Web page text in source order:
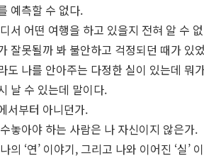
예측할 수 없다.
서 어떤 여행을 하고 있을지 전혀 알 수
잘못될까 봐 불안하고 걱정되던 때가 있
도 나를 안아주는 다정한 실이 있는데 뭐
날 수 있는데 말이다.
서부터 아니던가.
놓아야 하는 사람은 나 자신이지 않은가.
의 ‘연’ 이야기, 그리고 나와 이어진 ‘실’